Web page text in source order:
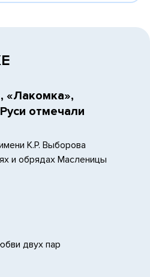
«Лакомка»,
отмечали
К.Р. Выборова
и обрядах Масленицы
двух пар